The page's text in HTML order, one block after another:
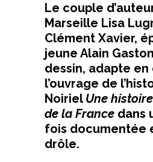
Le couple
Marseille Lisa
Clément Xavier,
jeune Alain
dessin, adapte
l’ouvrage de
NoirielUne
de la France dans
fois documentée
drôle.